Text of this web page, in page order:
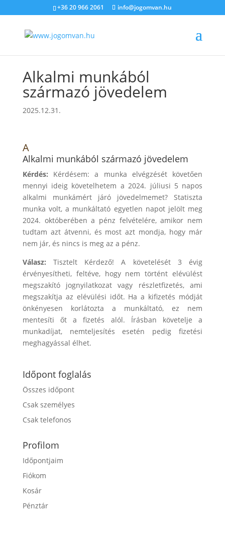
+36 20 966 2061 info@jogomvan.hu
Alkalmi munkából
származó jövedelem
2025.12.31.
A
Alkalmi munkából származó jövedelem
Kérdés: Kérdésem: a munka elvégzését követően
mennyi ideig követelhetem a 2024. júliusi 5 napos
alkalmi munkámért járó jövedelmemet? Statiszta
munka volt, a munkáltató egyetlen napot jelölt meg
2024. októberében a pénz felvételére, amikor nem
tudtam azt átvenni, és most azt mondja, hogy már
nem jár, és nincs is meg az a pénz.
Válasz: Tisztelt Kérdező! A követelését 3 évig
érvényesítheti, feltéve, hogy nem történt elévülést
megszakító jognyilatkozat vagy részletfizetés, ami
megszakítja az elévülési időt. Ha a kifizetés módját
önkényesen korlátozta a munkáltató, ez nem
mentesíti őt a fizetés alól. Írásban követelje a
munkadíjat, nemteljesítés esetén pedig fizetési
meghagyással élhet.
Időpont foglalás
Összes időpont
Csak személyes
Csak telefonos
Profilom
Időpontjaim
Fiókom
Kosár
Pénztár